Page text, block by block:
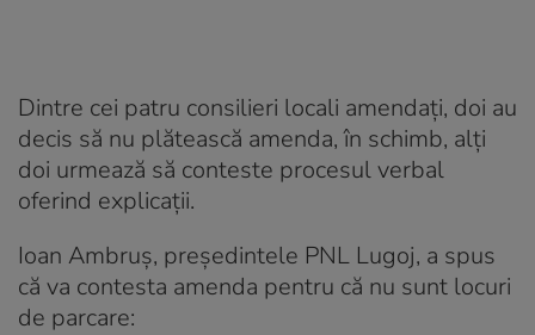
Dintre cei patru consilieri locali amendaţi, doi au
decis să nu plătească amenda, în schimb, alţi
doi urmează să conteste procesul verbal
oferind explicații.
Ioan Ambruş, preşedintele PNL Lugoj, a spus
că va contesta amenda pentru că nu sunt locuri
de parcare: